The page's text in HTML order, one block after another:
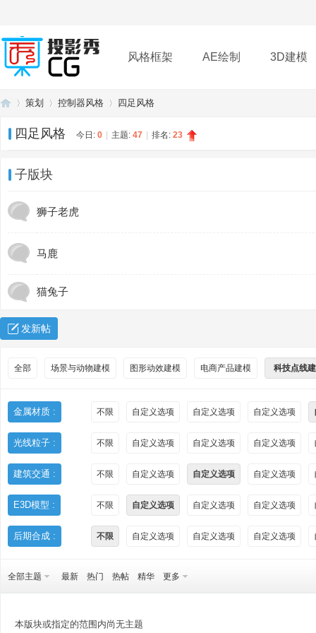
风格框架 AE绘制 3D建模
插件 帮助 下载
策划 控制器风格 四足风格
四足风格 今日: 0 主题: 47 排名: 23
子版块
狮子老虎
马鹿
猫兔子
发新帖
全部 场景与动物建模 图形动效建模 电商产品建模 科技点线
金属材质 : 不限 自定义选项 自定义选项 自定义选项
光线粒子 : 不限 自定义选项 自定义选项 自定义选项
建筑交通 : 不限 自定义选项 自定义选项 自定义选项
E3D模型 : 不限 自定义选项 自定义选项 自定义选项
后期合成 : 不限 自定义选项 自定义选项 自定义选项
全部主题 最新 热门 热帖 精华 更多
本版块或指定的范围内尚无主题